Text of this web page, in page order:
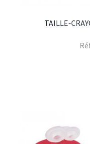
TAILLE-